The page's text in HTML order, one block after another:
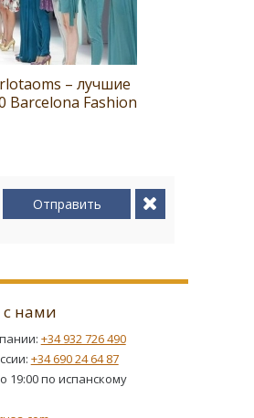
– лучшие
Barcelona Fashion
Отправить
с нами
+34 932 726 490
+34 690 24 64 87
19:00 по испанскому